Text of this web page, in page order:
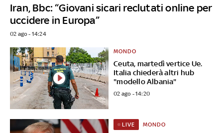
Iran, Bbc: “Giovani sicari reclutati online per
uccidere in Europa”
02 ago - 14:24
Ceuta, martedì vertice Ue.
Italia chiederà altri hub
"modello Albania"
MONDO
02 ago - 14:20
LIVE MONDO